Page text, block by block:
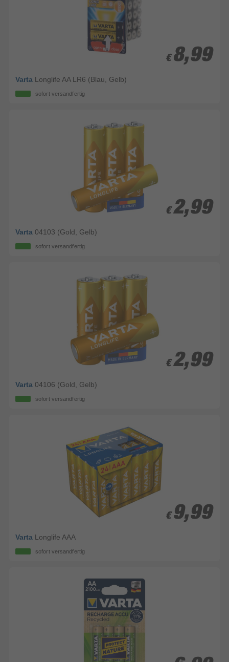
€ 8,99
€ 8,99
Varta Longlife AA LR6 (Blau, Gelb)
sofort versandfertig
€ 2,99
€ 2,99
Varta 04103 (Gold, Gelb)
sofort versandfertig
€ 2,99
€ 2,99
Varta 04106 (Gold, Gelb)
sofort versandfertig
€ 9,99
€ 9,99
Varta Longlife AAA
sofort versandfertig